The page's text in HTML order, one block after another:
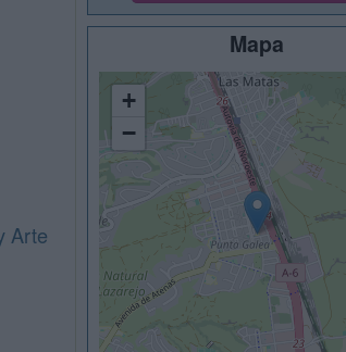
Arte
Mapa
+
−